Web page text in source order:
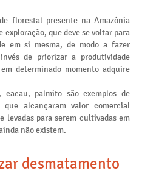
florestal presente na Amazônia
que deve se voltar para
em si mesma, de modo a fazer
de priorizar a produtividade
determinado momento adquire
palmito são exemplos de
que alcançaram valor comercial
levadas para serem cultivadas em
não existem.
desmatamento